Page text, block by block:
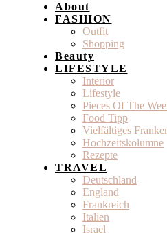
About
FASHION
Outfit
Shopping
Beauty
LIFESTYLE
Interior
Lifestyle
Pieces Of The
Food Tipp
Vielfältiges
Hochzeitskolumne
Rezepte
TRAVEL
Deutschland
England
Frankreich
Italien
Israel